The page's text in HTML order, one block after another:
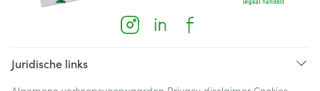
Juridische links